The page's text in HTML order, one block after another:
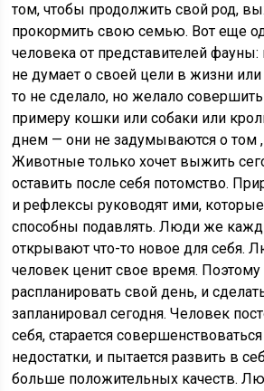
том, чтобы продолжить свой род,
прокормить свою семью. Вот еще
человека от представителей
не думает о своей цели в жизни или
то не сделало, но желало
примеру кошки или собаки или
днем — они не задумываются о том ,
Животные только хочет выжить
оставить после себя потомство.
и рефлексы руководят ими,
способны подавлять. Люди же
открывают что-то новое для себя.
человек ценит свое время. Поэтому
распланировать свой день, и
запланировал сегодня. Человек
себя, старается
недостатки, и пытается развить в
больше положительных качеств.